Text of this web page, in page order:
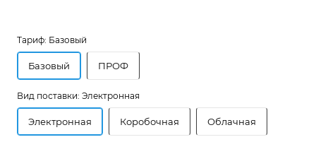
Тариф: Базовый
Базовый ПРОФ
Вид поставки: Электронная
Электронная Коробочная Облачная